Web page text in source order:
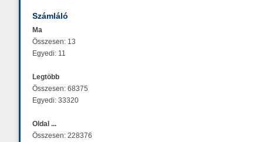
Számláló
Ma
Összesen: 13
Egyedi: 11
Legtöbb
Összesen: 68375
Egyedi: 33320
Oldal ...
Összesen: 228376